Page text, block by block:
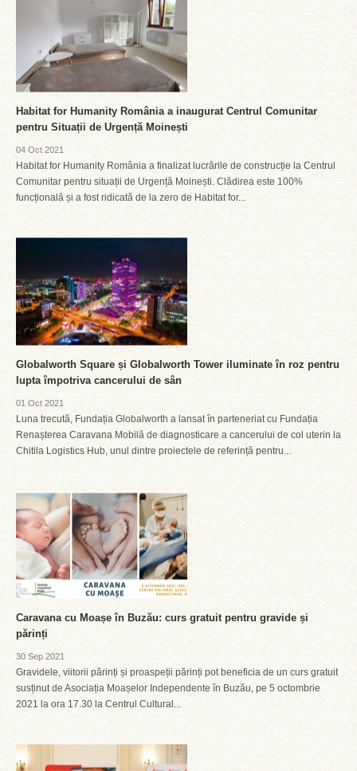
Habitat for Humanity România a inaugurat Centrul Comunitar
pentru Situații de Urgență Moinești
04 Oct 2021
Habitat for Humanity România a finalizat lucrările de construcție la Centrul
Comunitar pentru situații de Urgență Moinești. Clădirea este 100%
funcțională și a fost ridicată de la zero de Habitat for...
Globalworth Square și Globalworth Tower iluminate în roz pentru
lupta împotriva cancerului de sân
01 Oct 2021
Luna trecută, Fundația Globalworth a lansat în parteneriat cu Fundația
Renașterea Caravana Mobilă de diagnosticare a cancerului de col uterin la
Chitila Logistics Hub, unul dintre proiectele de referință pentru...
Caravana cu Moașe în Buzău: curs gratuit pentru gravide și
părinți
30 Sep 2021
Gravidele, viitorii părinți și proaspeții părinți pot beneficia de un curs gratuit
susținut de Asociația Moașelor Independente în Buzău, pe 5 octombrie
2021 la ora 17.30 la Centrul Cultural...